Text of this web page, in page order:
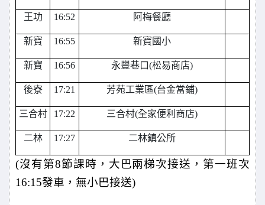
王功 16:52 阿梅餐廳
新寶 16:55 新寶國小
新寶 16:56 永豐巷口(松易商店)
後寮 17:21 芳苑工業區(台金當鋪)
三合村 17:22 三合村(全家便利商店)
二林 17:27 二林鎮公所
(沒有第8節課時，大巴兩梯次接送，第一班次
16:15發車，無小巴接送)